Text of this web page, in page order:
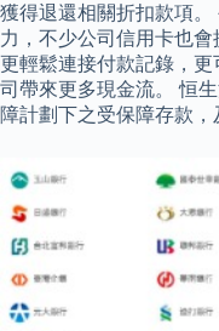
獲得退還相關折扣款項
力，不少公司信用卡也
更輕鬆連接付款記錄，更
司帶來更多現金流。 恒
障計劃下之受保障存款，